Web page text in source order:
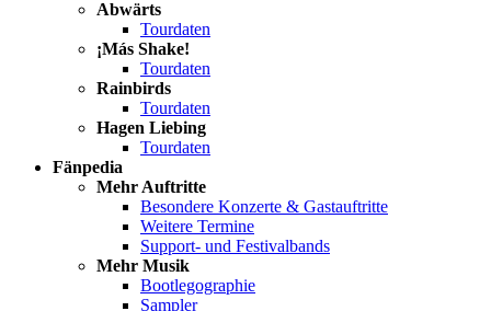
Abwärts
Tourdaten
¡Más Shake!
Tourdaten
Rainbirds
Tourdaten
Hagen Liebing
Tourdaten
Fänpedia
Mehr Auftritte
Besondere Konzerte & Gastauftritte
Weitere Termine
Support- und Festivalbands
Mehr Musik
Bootlegographie
Sampler